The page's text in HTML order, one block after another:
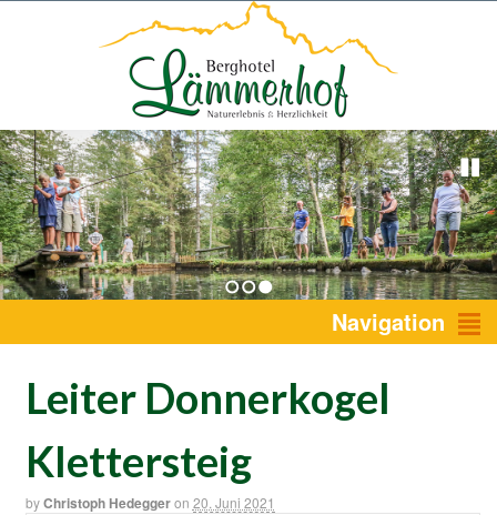
1 2 3 Navigation
Leiter Donnerkogel
Klettersteig
byChristoph Hedeggeron 20. Juni 2021